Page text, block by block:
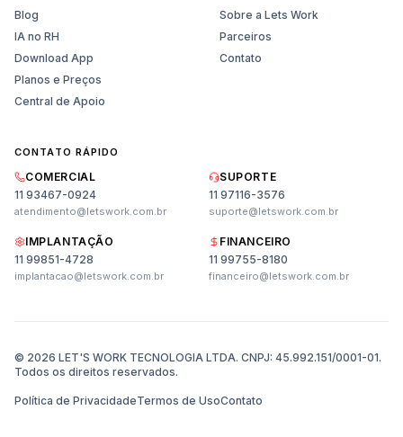
Blog
IA no RH
Download App
Planos e Preços
Central de Apoio
Sobre a Lets Work
Parceiros
Contato
CONTATO RÁPIDO
COMERCIAL
11 93467-0924
atendimento@letswork.com.br
SUPORTE
11 97116-3576
suporte@letswork.com.br
IMPLANTAÇÃO
11 99851-4728
implantacao@letswork.com.br
FINANCEIRO
11 99755-8180
financeiro@letswork.com.br
© 2026 LET'S WORK TECNOLOGIA LTDA. CNPJ: 45.992.151/0001-01.
Todos os direitos reservados.
Política de PrivacidadeTermos de UsoContato